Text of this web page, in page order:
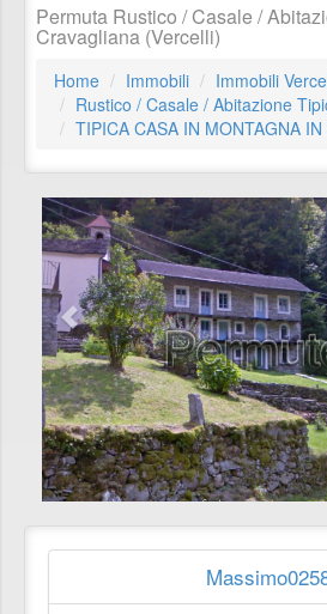
Permuta Rustico / Casale /
Cravagliana (Vercelli)
Home Immobili
Immobili
Rustico / Casale / Abitazione
TIPICA CASA IN MONTAGNA IN